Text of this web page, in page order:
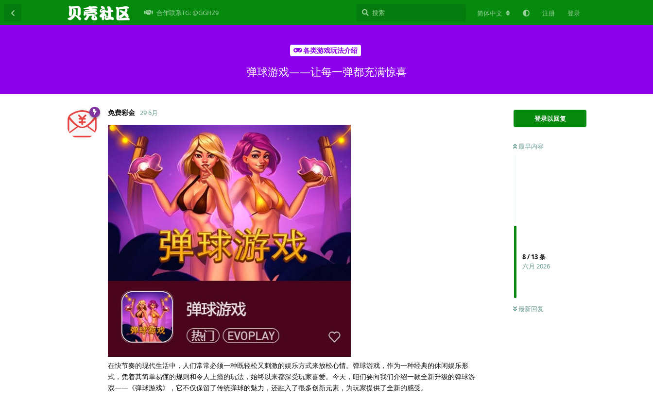
合作联系TG: @GGHZ9 简体中文 注册 登录
各类游戏玩法介绍
弹球游戏——让每一弹都充满惊喜
登录以回复
最早内容
8/13条
六月 2026
最新回复
免费彩金 29 6月
在快节奏的现代生活中，人们常常必须一种既轻松又刺激的娱乐方式来放松心情。弹球游戏，作为一种经典的休闲娱乐形
式，凭着其简单易懂的规则和令人上瘾的玩法，始终以来都深受玩家喜爱。今天，咱们要向我们介绍一款全新升级的弹球游
戏——《弹球游戏》，它不仅保留了传统弹球的魅力，还融入了很多创新元素，为玩家提供了全新的感受。